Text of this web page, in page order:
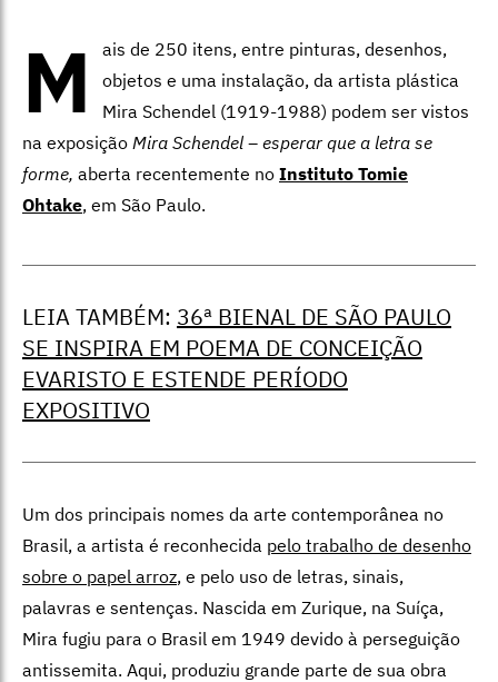
M
ais de 250 itens, entre pinturas, desenhos,
objetos e uma instalação, da artista plástica
Mira Schendel (1919-1988) podem ser vistos
na exposição Mira Schendel – esperar que a letra se
forme, aberta recentemente no Instituto Tomie
Ohtake, em São Paulo.
LEIA TAMBÉM: 36ª BIENAL DE SÃO PAULO
SE INSPIRA EM POEMA DE CONCEIÇÃO
EVARISTO E ESTENDE PERÍODO
EXPOSITIVO
Um dos principais nomes da arte contemporânea no
Brasil, a artista é reconhecida pelo trabalho de desenho
sobre o papel arroz, e pelo uso de letras, sinais,
palavras e sentenças. Nascida em Zurique, na Suíça,
Mira fugiu para o Brasil em 1949 devido à perseguição
antissemita. Aqui, produziu grande parte de sua obra